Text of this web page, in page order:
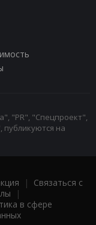
"PR", "Спецпроект",
на
| Связаться с
|
в сфере